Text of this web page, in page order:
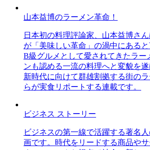
山本益博のラーメン革命！
日本初の料理評論家、山本益博さ
が「美味しい革命」の渦中にあると
B級グルメとして愛されてきたラー
ンも認める一流の料理へと変貌を遂
新時代に向けて群雄割拠する街の
らが実食リポートする連載です。
ビジネス ストーリー
ビジネスの第一線で活躍する著名
画です。時代をリードする商品や